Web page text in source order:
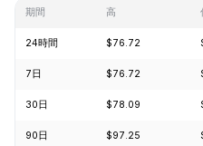
期間 高
24時間 $76.72
7日 $76.72
30日 $78.09
90日 $97.25